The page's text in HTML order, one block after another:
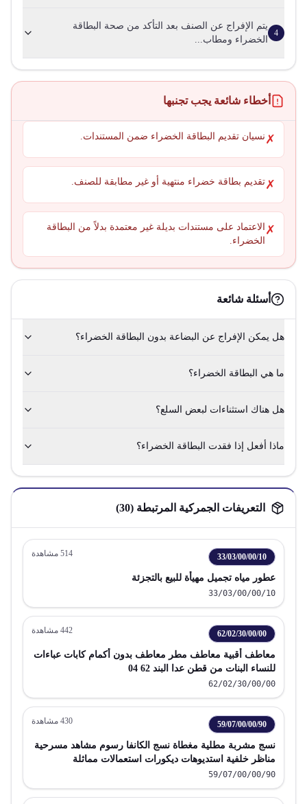
4
يتم الإفراج عن الصنف بعد التأكد من صحة البطاقة
الخضراء ومطاب...
أخطاء شائعة يجب تجنبها
✗ نسيان تقديم البطاقة الخضراء ضمن المستندات.
✗تقديم بطاقة خضراء منتهية أو غير مطابقة للصنف.
✗ الاعتماد على مستندات بديلة غير معتمدة بدلاً من البطاقة
الخضراء.
أسئلة شائعة
هل يمكن الإفراج عن البضاعة بدون البطاقة الخضراء؟
ما هي البطاقة الخضراء؟
هل هناك استثناءات لبعض السلع؟
ماذا أفعل إذا فقدت البطاقة الخضراء؟
التعريفات الجمركية المرتبطة (30
)
33/03/00/00/10
514 مشاهدة
عطور مياه تجميل مهيأة للبيع بالتجزئة
33/03/00/00/10
62/02/30/00/00
442 مشاهدة
معاطف أقبية معاطف مطر معاطف بدون أكمام كابات عباءات
للنساء البنات من قطن عدا البند 62 04
62/02/30/00/00
59/07/00/00/90
430 مشاهدة
نسج مشربة مطلية مغطاة نسج الكانفا رسوم مشاهد مسرحية
مناظر خلفية استديوهات ديكورات استعمالات مماثلة
59/07/00/00/90